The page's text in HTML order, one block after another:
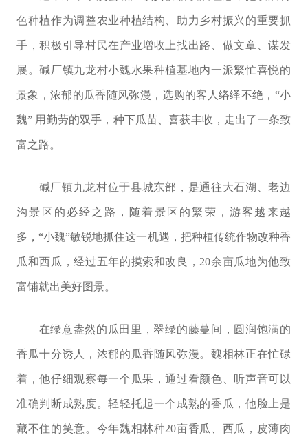
色种植作为调整农业种植结构、助力乡村振兴的重要抓
手，积极引导村民在产业增收上找出路、做文章、谋发
展。碱厂镇九龙村小魏水果种植基地内一派繁忙喜悦的
景象，浓郁的瓜香随风弥漫，选购的客人络绎不绝，“小
魏” 用勤劳的双手，种下瓜苗、喜获丰收，走出了一条致
富之路。
碱厂镇九龙村位于县城东部，是通往大石湖、老边
沟景区的必经之路，随着景区的繁荣，游客越来越
多，“小魏”敏锐地抓住这一机遇，把种植传统作物改种香
瓜和西瓜，经过五年的摸索和改良，20余亩瓜地为他致
富铺就出美好图景。
在绿意盎然的瓜田里，翠绿的藤蔓间，圆润饱满的
香瓜十分诱人，浓郁的瓜香随风弥漫。魏相林正在忙碌
着，他仔细观察每一个瓜果，通过看颜色、听声音可以
准确判断成熟度。轻轻托起一个成熟的香瓜，他脸上是
藏不住的笑意。今年魏相林种20亩香瓜、西瓜，皮薄肉